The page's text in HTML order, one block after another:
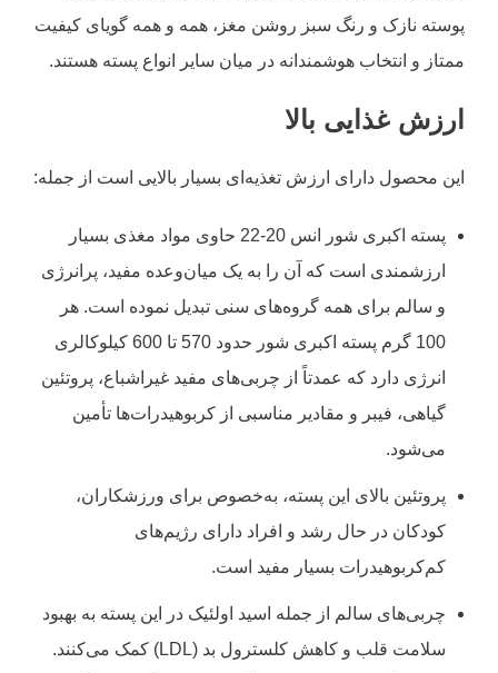
پوسته نازک و رنگ سبز روشن مغز، همه و همه گویای کیفیت
ممتاز و انتخاب هوشمندانه در میان سایر انواع پسته هستند.
ارزش غذایی بالا
این محصول دارای ارزش تغذیه‌ای بسیار بالایی است از جمله:
پسته اکبری شور انس 20-22 حاوی مواد مغذی بسیار
ارزشمندی است که آن را به یک میان‌وعده مفید، پرانرژی
و سالم برای همه گروه‌های سنی تبدیل نموده است. هر
100 گرم پسته اکبری شور حدود 570 تا 600 کیلوکالری
انرژی دارد که عمدتاً از چربی‌های مفید غیراشباع، پروتئین
گیاهی، فیبر و مقادیر مناسبی از کربوهیدرات‌ها تأمین
می‌شود.
پروتئین بالای این پسته، به‌خصوص برای ورزشکاران،
کودکان در حال رشد و افراد دارای رژیم‌های
کم‌کربوهیدرات بسیار مفید است.
چربی‌های سالم از جمله اسید اولئیک در این پسته به بهبود
سلامت قلب و کاهش کلسترول بد (LDL) کمک می‌کنند.